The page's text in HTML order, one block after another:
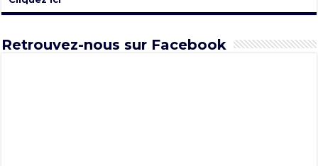
Retrouvez-nous sur Facebook